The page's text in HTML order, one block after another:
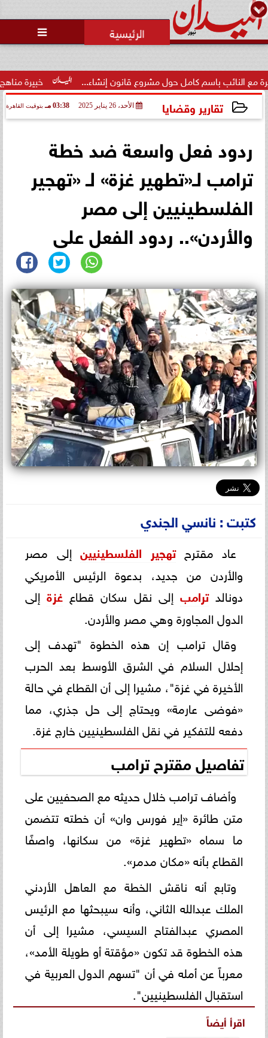

خبيرة مناهج: حداثة كامل حول مشروع قانون إنشاء...
تقارير وقضايا الأحد، 26 يناير 2025 03:38 مـ بتوقيت القاهرة
ردود فعل واسعة ضد خطة
ترامب لـ«تطهير غزة» لـ «تهجير
الفلسطينيين إلى مصر
والأردن».. ردود الفعل على
كتبت : نانسي الجندي
عاد مقترحتهجير الفلسطينيينإلى مصر
والأردن من جديد، بدعوة الرئيس الأمريكي
دونالدترامب إلى نقل سكان قطاع غزةإلى
الدول المجاورة وهي مصر والأردن.
وقال ترامب إن هذه الخطوة "تهدف إلى
إحلال السلام في الشرق الأوسط بعد الحرب
الأخيرة في غزة"، مشيرا إلى أن القطاع في حالة
«فوضى عارمة» ويحتاج إلى حل جذري، مما
دفعه للتفكير في نقل الفلسطينيين خارج غزة.
تفاصيل مقترح ترامب
وأضاف ترامب خلال حديثه مع الصحفيين على
متن طائرة «إير فورس وان» أن خطته تتضمن
ما سماه «تطهير غزة» من سكانها، واصفًا
القطاع بأنه «مكان مدمر».
وتابع أنه ناقش الخطة مع العاهل الأردني
الملك عبدالله الثاني، وأنه سيبحثها مع الرئيس
المصري عبدالفتاح السيسي، مشيرا إلى أن
هذه الخطوة قد تكون «مؤقتة أو طويلة الأمد»،
معرباً عن أمله في أن "تسهم الدول العربية في
استقبال الفلسطينيين".
اقرأ أيضاً